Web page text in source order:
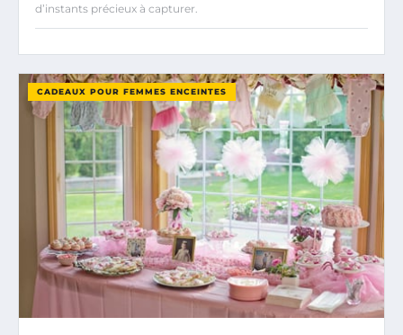
d’instants précieux à capturer.
CADEAUX POUR FEMMES ENCEINTES